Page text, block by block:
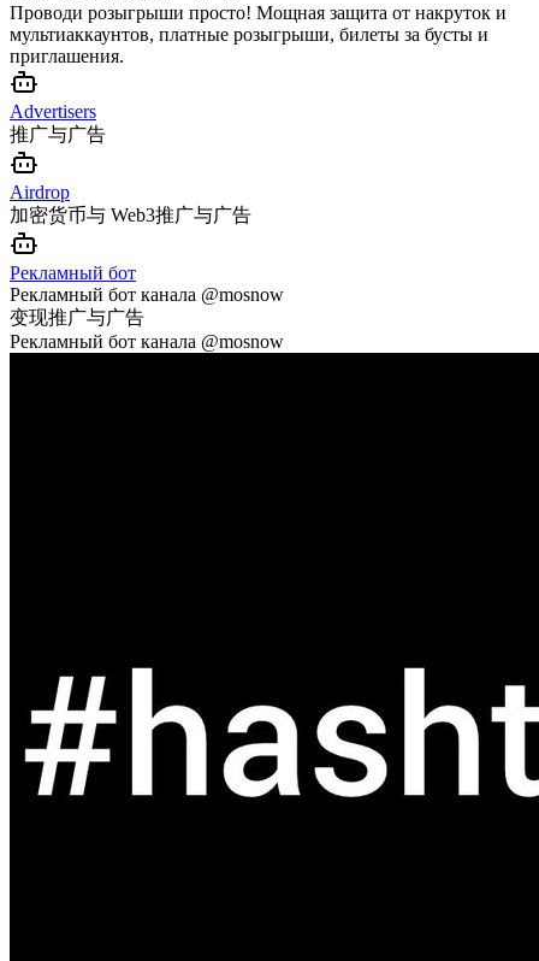
Проводи розыгрыши просто! Мощная защита от накруток и
мультиаккаунтов, платные розыгрыши, билеты за бусты и
приглашения.
Advertisers
推广与广告
Airdrop
加密货币与 Web3推广与广告
Рекламный бот
Рекламный бот канала @mosnow
变现推广与广告
Рекламный бот канала @mosnow